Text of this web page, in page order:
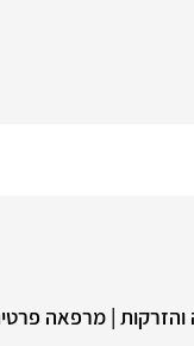
- אסתטיקה והזרקות |